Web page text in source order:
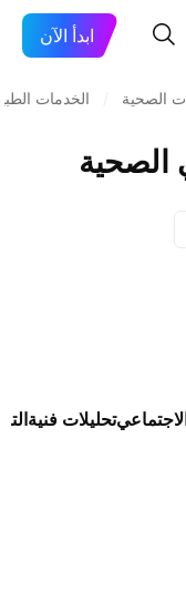
ابدأ الآن
الصحية الخدمات
الصحية
تحليلات فنية